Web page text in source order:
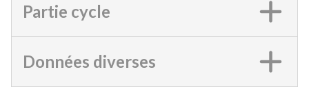
Partie cycle
Données diverses